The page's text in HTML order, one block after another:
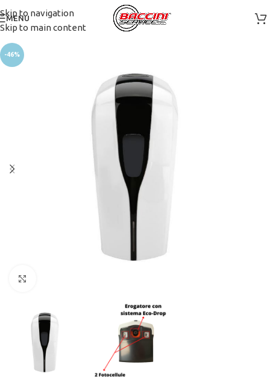
Skip to navigation
Skip to main content
MENU
-46%